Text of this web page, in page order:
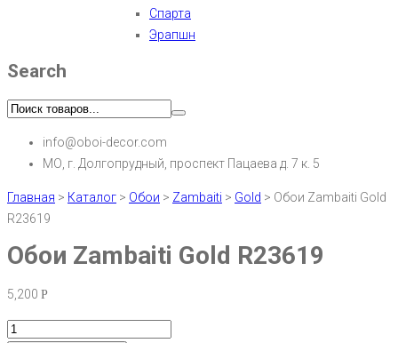
Спарта
Эрапшн
Search
info@oboi-decor.com
МО, г. Долгопрудный, проспект Пацаева д. 7 к. 5
Главная > Каталог > Обои > Zambaiti > Gold > Обои Zambaiti Gold
R23619
Обои Zambaiti Gold R23619
5,200 Р